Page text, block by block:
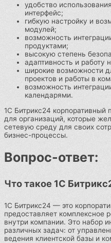
удобство
интерфейс;
гибкую настройку и
модулей;
возможность
продуктами;
высокую степень
адаптивность и работу
широкие возможности
проектов и работы в
возможность
календарями.
1С Битрикс24
для организаций, которые
сетевую среду для своих
бизнес-процессы.
Вопрос-ответ:
Что такое 1С
1С Битрикс24 — это
предоставляет комплексное
внутри компании. Это набор
различных задач: от
ведения клиентской базы и